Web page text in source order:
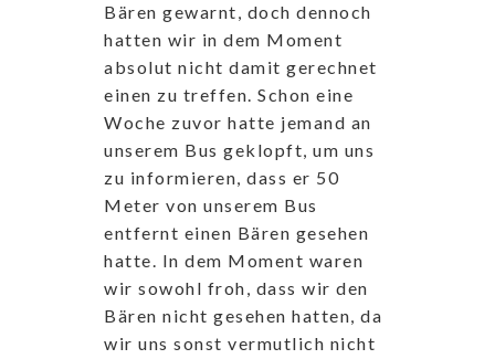
Bären gewarnt, doch dennoch
hatten wir in dem Moment
absolut nicht damit gerechnet
einen zu treffen. Schon eine
Woche zuvor hatte jemand an
unserem Bus geklopft, um uns
zu informieren, dass er 50
Meter von unserem Bus
entfernt einen Bären gesehen
hatte. In dem Moment waren
wir sowohl froh, dass wir den
Bären nicht gesehen hatten, da
wir uns sonst vermutlich nicht